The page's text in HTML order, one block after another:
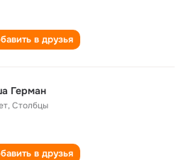
в друзья
Герман
,Столбцы
в друзья